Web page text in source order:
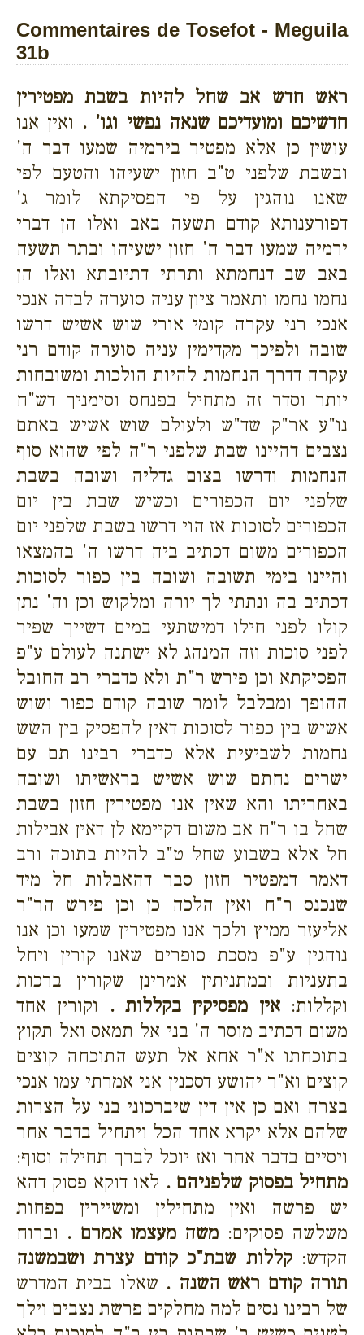
Commentaires de Tosefot - Meguila
31b
ראש חדש אב שחל להיות בשבת מפטירין
חדשיכם ומועדיכם שנאה נפשי וגו' . ואין אנו
עושין כן אלא מפטיר בירמיה שמעו דבר ה'
ובשבת שלפני ט"ב חזון ישעיהו והטעם לפי
שאנו נוהגין על פי הפסיקתא לומר ג'
דפורענותא קודם תשעה באב ואלו הן דברי
ירמיה שמעו דבר ה' חזון ישעיהו ובתר תשעה
באב שב דנחמתא ותרתי דתיובתא ואלו הן
נחמו נחמו ותאמר ציון עניה סוערה לבדה אנכי
אנכי רני עקרה קומי אורי שוש אשיש דרשו
שובה ולפיכך מקדימין עניה סוערה קודם רני
עקרה דדרך הנחמות להיות הולכות ומשובחות
יותר וסדר זה מתחיל בפנחס וסימניך דש"ח
נו"ע אר"ק שד"ש ולעולם שוש אשיש באתם
נצבים דהיינו שבת שלפני ר"ה לפי שהוא סוף
הנחמות ודרשו בצום גדליה ושובה בשבת
שלפני יום הכפורים וכשיש שבת בין יום
הכפורים לסוכות אז הוי דרשו בשבת שלפני יום
הכפורים משום דכתיב ביה דרשו ה' בהמצאו
והיינו בימי תשובה ושובה בין כפור לסוכות
דכתיב בה ונתתי לך יורה ומלקוש וכן וה' נתן
קולו לפני חילו דמישתעי במים דשייך שפיר
לפני סוכות וזה המנהג לא ישתנה לעולם ע"פ
הפסיקתא וכן פירש ר"ת ולא כדברי רב החובל
ההופך ומבלבל לומר שובה קודם כפור ושוש
אשיש בין כפור לסוכות דאין להפסיק בין השש
נחמות לשביעית אלא כדברי רבינו תם עם
ישרים נחתם שוש אשיש בראשיתו ושובה
באחריתו והא שאין אנו מפטירין חזון בשבת
שחל בו ר"ח אב משום דקיימא לן דאין אבילות
חל אלא בשבוע שחל ט"ב להיות בתוכה ורב
דאמר דמפטיר חזון סבר דהאבלות חל מיד
שנכנס ר"ח ואין הלכה כן וכן פירש הר"ר
אליעזר ממיץ ולכך אנו מפטירין שמעו וכן אנו
נוהגין ע"פ מסכת סופרים שאנו קורין ויחל
בתעניות ובמתניתין אמרינן שקורין ברכות
וקללות:אין מפסיקין בקללות . וקורין אחד
משום דכתיב מוסר ה' בני אל תמאס ואל תקוץ
בתוכחתו א"ר אחא אל תעש התוכחה קוצים
קוצים וא"ר יהושע דסכנין אני אמרתי עמו אנכי
בצרה ואם כן אין דין שיברכוני בני על הצרות
שלהם אלא יקרא אחד הכל ויתחיל בדבר אחר
ויסיים בדבר אחר ואז יוכל לברך תחילה וסוף:
מתחיל בפסוק שלפניהם . לאו דוקא פסוק דהא
יש פרשה ואין מתחילין ומשיירין בפחות
משלשה פסוקים: משה מעצמו אמרם . וברוח
הקדש:קללות שבת"כ קודם עצרת ושבמשנה
תורה קודם ראש השנה . שאלו בבית המדרש
של רבינו נסים למה מחלקים פרשת נצבים וילך